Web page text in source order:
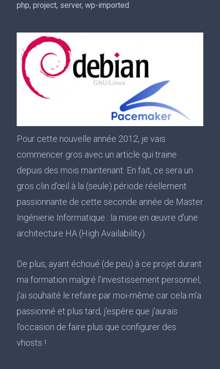
php, project, server, wp-imported
Pour cette nouvelle année 2012, je vais
commencer gros avec un article qui traine
depuis des mois maintenant. En fait, ce sera un
gros clin d’œil à la (seule) période réellement
passionnante de cette seconde année de Master
Ingénierie Informatique : la mise en œuvre d'une
architecture HA (High Availability).
De plus, ayant échoué (de peu) à ce projet durant
ma formation malgré l'investissement personnel,
j'ai souhaité le refaire par moi-même car cela m'a
passionné et plus tard, j'espère que j'aurais
l'occasion de faire plus que configurer des
vhosts !